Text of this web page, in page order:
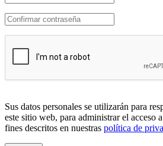
Sus datos personales se utilizarán para
este sitio web, para administrar el acceso
fines descritos en nuestras política de